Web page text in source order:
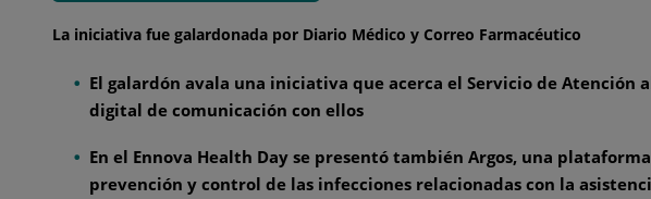
La iniciativa fue galardonada por Diario Médico y Correo Farmacéutico
El galardón avala una iniciativa que acerca el Servicio de Atención
digital de comunicación con ellos
En el Ennova Health Day se presentó también Argos, una
prevención y control de las infecciones relacionadas con la